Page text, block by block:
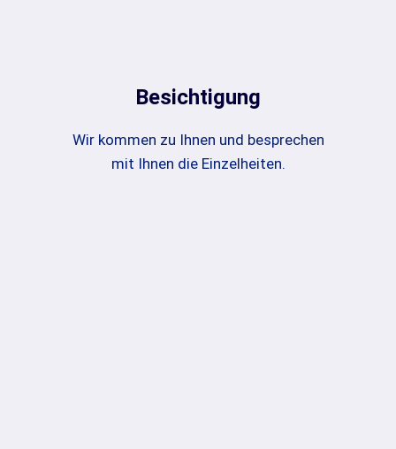
Besichtigung
Wir kommen zu Ihnen und besprechen
mit Ihnen die Einzelheiten.